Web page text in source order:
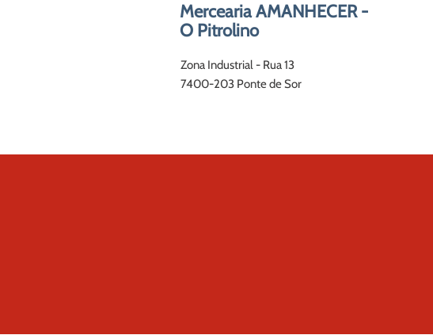
Mercearia AMANHECER -
O Pitrolino
Zona Industrial - Rua 13
7400-203 Ponte de Sor